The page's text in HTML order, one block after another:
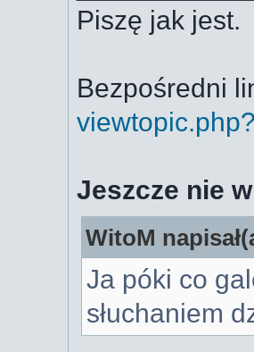
Piszę jak jest.
Bezpośredni
Jeszcze nie
WitoM
Ja póki co
słuchaniem